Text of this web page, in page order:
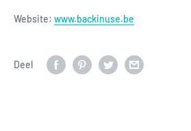
Website: www.backinuse.be
Deel